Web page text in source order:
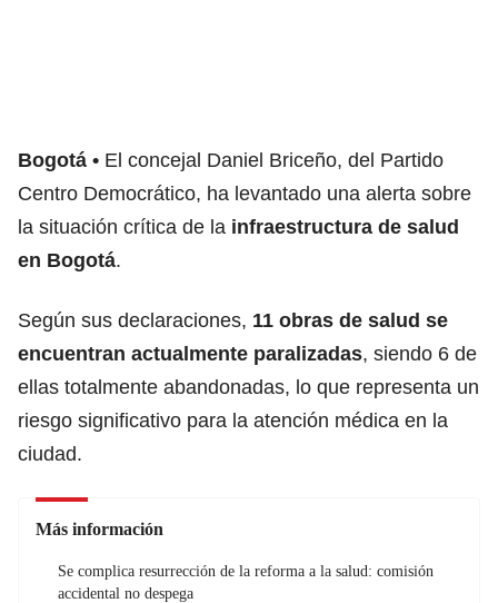
Bogotá
El concejal Daniel Briceño, del Partido
Centro Democrático, ha levantado una alerta sobre
la situación crítica de la infraestructura de salud
en Bogotá.
Según sus declaraciones, 11 obras de salud se
encuentran actualmente paralizadas, siendo 6 de
ellas totalmente abandonadas, lo que representa un
riesgo significativo para la atención médica en la
ciudad.
Más información
Se complica resurrección de la reforma a la salud: comisión
accidental no despega